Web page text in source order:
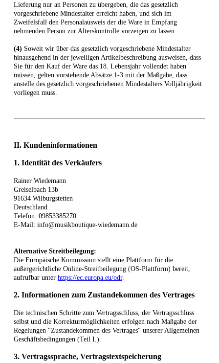
Lieferung nur an Personen zu übergeben, die das gesetzlich
vorgeschriebene Mindestalter erreicht haben, und sich im
Zweifelsfall den Personalausweis der die Ware in Empfang
nehmenden Person zur Alterskontrolle vorzeigen zu lassen.
(4) Soweit wir über das gesetzlich vorgeschriebene Mindestalter
hinausgehend in der jeweiligen Artikelbeschreibung ausweisen, dass
Sie für den Kauf der Ware das 18. Lebensjahr vollendet haben
müssen, gelten vorstehende Absätze 1-3 mit der Maßgabe, dass
anstelle des gesetzlich vorgeschriebenen Mindestalters Volljährigkeit
vorliegen muss.
II. Kundeninformationen
1. Identität des Verkäufers
Rainer Wiedemann
Greiselbach 13b
91634 Wilburgstetten
Deutschland
Telefon: 09853385270
E-Mail: info@musikboutique-wiedemann.de
Alternative Streitbeilegung:
Die Europäische Kommission stellt eine Plattform für die
außergerichtliche Online-Streitbeilegung (OS-Plattform) bereit,
aufrufbar unter https://ec.europa.eu/odr.
2. Informationen zum Zustandekommen des Vertrages
Die technischen Schritte zum Vertragsschluss, der Vertragsschluss
selbst und die Korrekturmöglichkeiten erfolgen nach Maßgabe der
Regelungen "Zustandekommen des Vertrages" unserer Allgemeinen
Geschäftsbedingungen (Teil I.).
3. Vertragssprache, Vertragstextspeicherung